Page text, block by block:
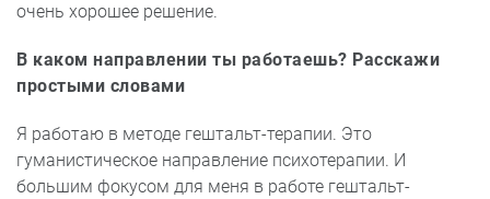
очень хорошее решение.
В каком направлении ты работаешь? Расскажи
простыми словами
Я работаю в методе гештальт-терапии. Это
гуманистическое направление психотерапии. И
большим фокусом для меня в работе гештальт-